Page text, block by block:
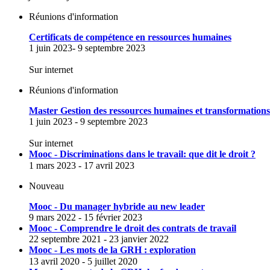
Réunions d'information
Certificats de compétence en ressources humaines
1 juin 2023- 9 septembre 2023
Sur internet
Réunions d'information
Master Gestion des ressources humaines et
1 juin 2023 - 9 septembre 2023
Sur internet
Mooc - Discriminations dans le travail: que dit le droit ?
1 mars 2023 - 17 avril 2023
Nouveau
Mooc - Du manager hybride au new leader
9 mars 2022 - 15 février 2023
Mooc - Comprendre le droit des contrats de travail
22 septembre 2021 - 23 janvier 2022
Mooc - Les mots de la GRH : exploration
13 avril 2020 - 5 juillet 2020